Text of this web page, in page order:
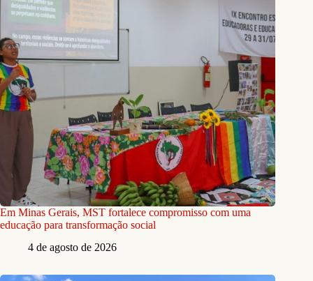
Em Minas Gerais, MST fortalece compromisso com uma
educação para transformação social
4 de agosto de 2026